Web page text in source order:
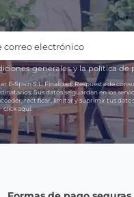
generalesy lapolítica de
E-Spain S.L.Finalidad:Respuesta de
Sus datos se guardan en los
rectificar, limitar y suprimir tus datos.
click aquí.